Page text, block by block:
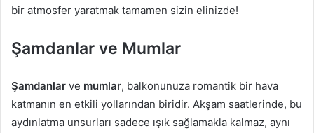
bir atmosfer yaratmak tamamen sizin elinizde!
Şamdanlar ve Mumlar
Şamdanlar ve mumlar, balkonunuza romantik bir hava
katmanın en etkili yollarından biridir. Akşam saatlerinde, bu
aydınlatma unsurları sadece ışık sağlamakla kalmaz, aynı